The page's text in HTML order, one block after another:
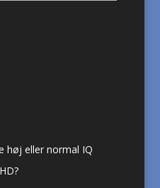
høj eller normal IQ